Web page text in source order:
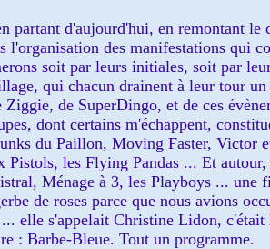
partant d'aujourd'hui, en remontant
l'organisation des manifestations qui
soit par leurs initiales, soit par
qui chacun drainent à leur tour
de SuperDingo, et de ces
dont certains m'échappent,
du Paillon, Moving Faster, Victor
les Flying Pandas ... Et
Ménage à 3, les Playboys ... une
de roses parce que nous avions
elle s'appelait Christine Lidon, c'était
: Barbe-Bleue. Tout un programme.